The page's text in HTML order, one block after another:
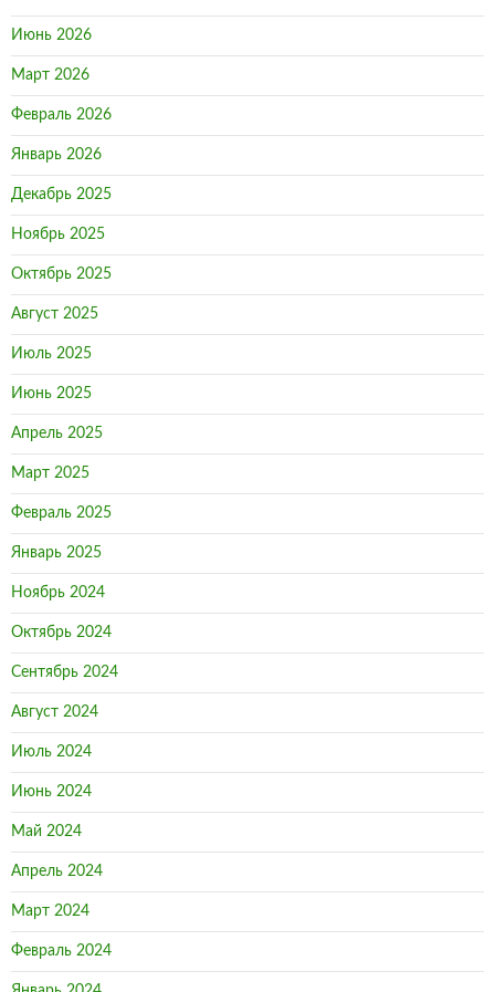
Июнь 2026
Март 2026
Февраль 2026
Январь 2026
Декабрь 2025
Ноябрь 2025
Октябрь 2025
Август 2025
Июль 2025
Июнь 2025
Апрель 2025
Март 2025
Февраль 2025
Январь 2025
Ноябрь 2024
Октябрь 2024
Сентябрь 2024
Август 2024
Июль 2024
Июнь 2024
Май 2024
Апрель 2024
Март 2024
Февраль 2024